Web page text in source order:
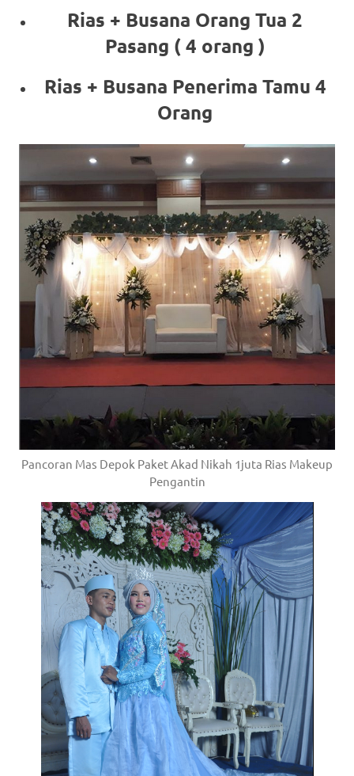
Rias + Busana Orang Tua 2
Pasang ( 4 orang )
Rias + Busana Penerima Tamu 4
Orang
Pancoran Mas Depok Paket Akad Nikah 1juta Rias Makeup
Pengantin